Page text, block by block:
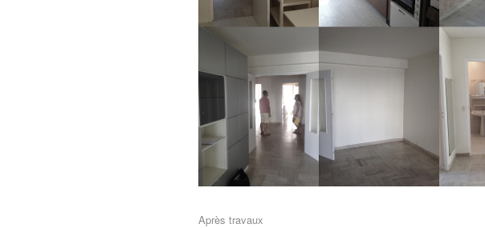
Après travaux